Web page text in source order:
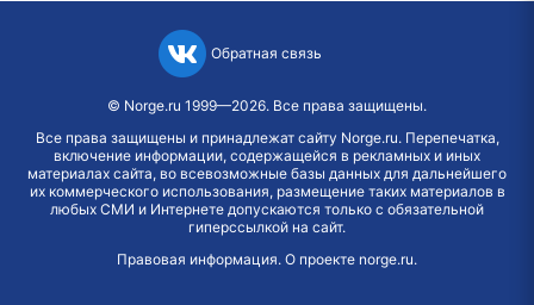
Обратная связь
© Norge.ru 1999—2026. Все права защищены.
Все права защищены и принадлежат сайту Norge.ru. Перепечатка,
включение информации, содержащейся в рекламных и иных
материалах сайта, во всевозможные базы данных для дальнейшего
их коммерческого использования, размещение таких материалов в
любых СМИ и Интернете допускаются только с обязательной
гиперссылкой на сайт.
Правовая информация. О проекте norge.ru.